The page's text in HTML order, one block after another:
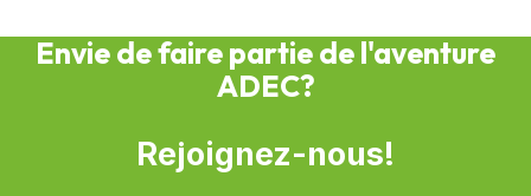
Envie de faire partie de l'aventure
ADEC?
Rejoignez-nous!